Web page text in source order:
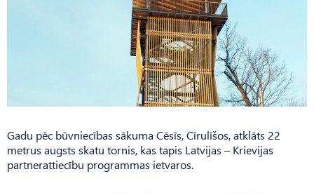
Gadu pēc būvniecības sākuma Cēsīs, Cīrulīšos, atklāts 22
metrus augsts skatu tornis, kas tapis Latvijas – Krievijas
partnerattiecību programmas ietvaros.